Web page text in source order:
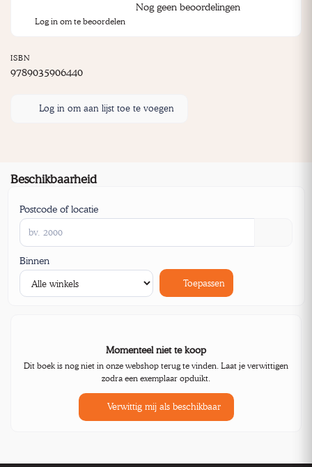
Nog geen beoordelingen
Log in om te beoordelen
ISBN
9789035906440
Log in om aan lijst toe te voegen
Beschikbaarheid
Postcode of locatie
Binnen
Toepassen
Momenteel niet te koop
Dit boek is nog niet in onze webshop terug te vinden. Laat je verwittigen
zodra een exemplaar opduikt.
Verwittig mij als beschikbaar